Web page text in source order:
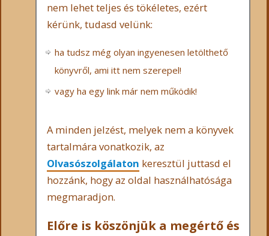
nem lehet teljes és tökéletes, ezért
kérünk, tudasd velünk:
ha tudsz még olyan ingyenesen letölthető
könyvről, ami itt nem szerepel!
vagy ha egy link már nem működik!
A minden jelzést, melyek nem a könyvek
tartalmára vonatkozik, az
Olvasószolgálaton keresztül juttasd el
hozzánk, hogy az oldal használhatósága
megmaradjon.
Előre is köszönjük a megértő és